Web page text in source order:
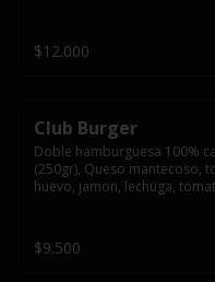
papas fritas.
$12.000
Club Burger
Doble hamburguesa 100%
(250gr), Queso mantecoso,
huevo, jamon, lechuga,
$9.500